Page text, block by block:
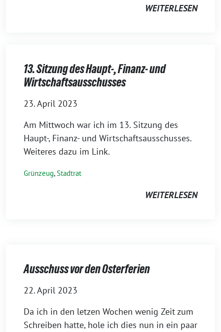
WEITERLESEN
13. Sitzung des Haupt-, Finanz- und
Wirtschaftsausschusses
23. April 2023
Am Mittwoch war ich im 13. Sitzung des
Haupt-, Finanz- und Wirtschaftsausschusses.
Weiteres dazu im Link.
Grünzeug,Stadtrat
WEITERLESEN
Ausschuss vor den Osterferien
22. April 2023
Da ich in den letzen Wochen wenig Zeit zum
Schreiben hatte, hole ich dies nun in ein paar